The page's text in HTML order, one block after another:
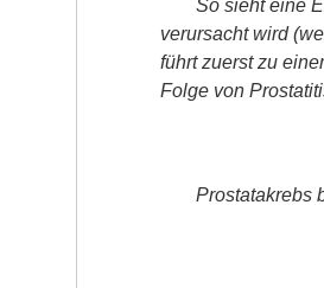
So sieht eine
verursacht wird
führt zuerst zu
Folge von
Prostatakrebs